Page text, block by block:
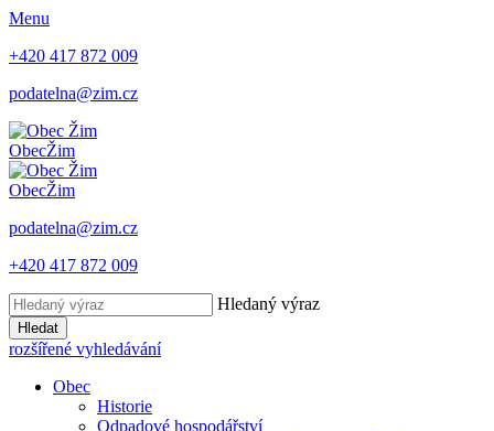
Menu
+420 417 872 009
podatelna@zim.cz
ObecŽim
ObecŽim
podatelna@zim.cz
+420 417 872 009
Hledaný výraz
Hledat
rozšířené vyhledávání
Obec
Historie
Odpadové hospodářství